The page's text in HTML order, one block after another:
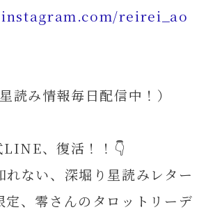
reirei_ao
読み情報毎日配信中！）
LINE、復活！！👇
ない、深堀り星読みレター
、零さんのタロットリーデ